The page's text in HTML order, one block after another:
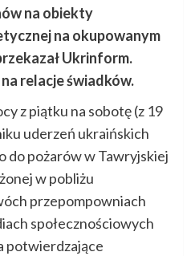
na obiekty
na okupowanym
Ukrinform.
relacje świadków.
z piątku na sobotę (z 19
uderzeń ukraińskich
do pożarów w Tawryjskiej
w pobliżu
przepompowniach
społecznościowych
potwierdzające